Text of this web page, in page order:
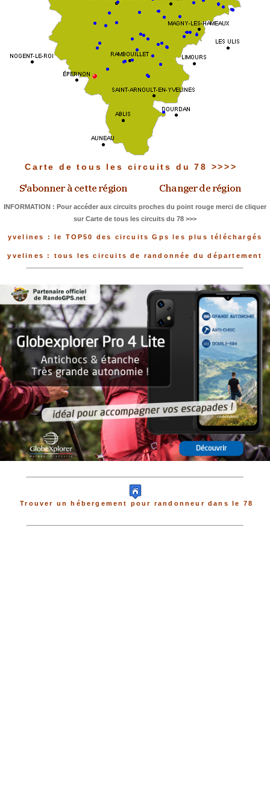
Carte de tous les circuits du 78 >>>>
INFORMATION : Pour accéder aux circuits proches du point rouge merci de cliquer
sur Carte de tous les circuits du 78 >>>
yvelines : le TOP50 des circuits Gps les plus téléchargés
yvelines : tous les circuits de randonnée du département
Trouver un hébergement pour randonneur dans le 78